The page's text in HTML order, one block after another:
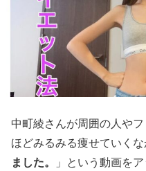
中町綾さんが周囲の人や
ほどみるみる痩せていく
ました。
」という動画を